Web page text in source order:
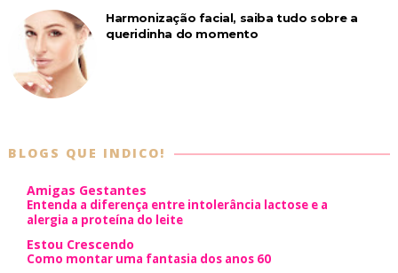
Harmonização facial, saiba tudo sobre a
queridinha do momento
BLOGS QUE INDICO!
Amigas Gestantes
Entenda a diferença entre intolerância lactose e a
alergia a proteína do leite
Estou Crescendo
Como montar uma fantasia dos anos 60